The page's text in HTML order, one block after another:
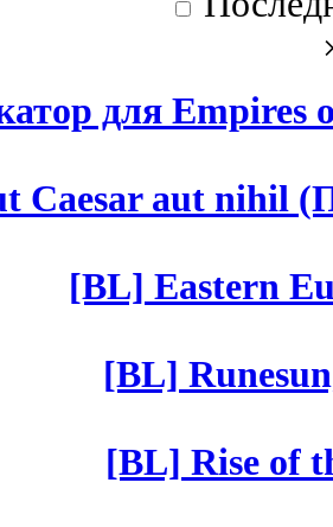
для Empires
Caesar aut nihil
[BL] Eastern
[BL]
[BL] Rise of